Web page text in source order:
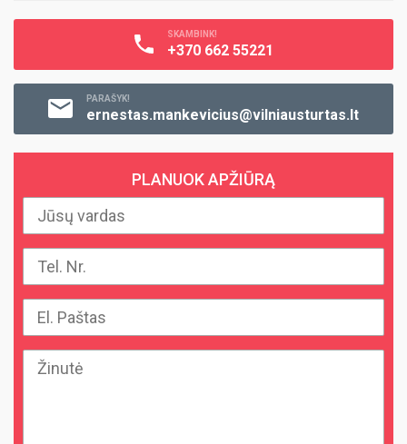
SKAMBINK!
+370 662 55221
PARAŠYK!
ernestas.mankevicius@vilniausturtas.lt
PLANUOK APŽIŪRĄ